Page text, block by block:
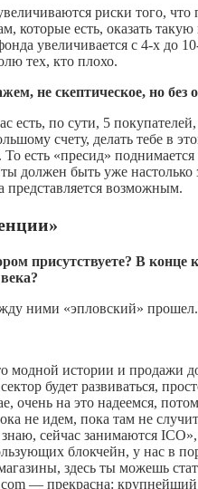
риски того, что
которые есть, оказать
увеличивается с 4-х до
тех, кто плохо.
не скептическое, но без
есть, по сути, 5
счету, делать тебе в
есть «пресид»
должен быть уже
представляется возможным.
присутствуете? В конце
века?
ними «эпловский» прошел.
модной истории и продажи
будет развиваться,
очень на это надеемся,
не идем, пока там не
сейчас занимаются
блокчейн, у нас в
здесь ты можешь
— прекрасна: крупнейший